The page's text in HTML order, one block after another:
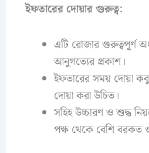
ইফতারের দোয়ার গুরুত্ব:
এটি রোজার গুরুত্বপূর্ণ
আনুগত্যের প্রকাশ।
ইফতারের সময় দোয়া
দোয়া করা উচিত।
সহিহ উচ্চারণ ও শুদ্ধ
পক্ষ থেকে বেশি বরকত